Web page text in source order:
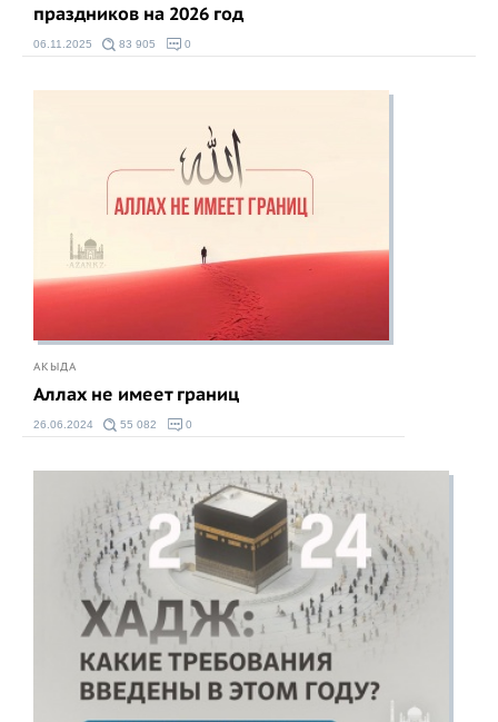
праздников на 2026 год
06.11.2025 83 905 0
АКЫДА
Аллах не имеет границ
26.06.2024 55 082 0